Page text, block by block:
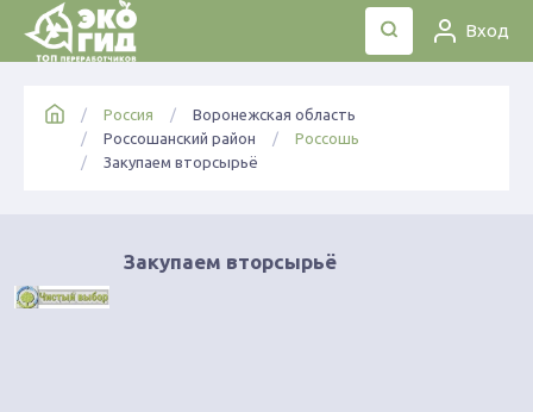
Вход
Россия
Воронежская область
Россошанский район
Россошь
Закупаем вторсырьё
Закупаем вторсырьё